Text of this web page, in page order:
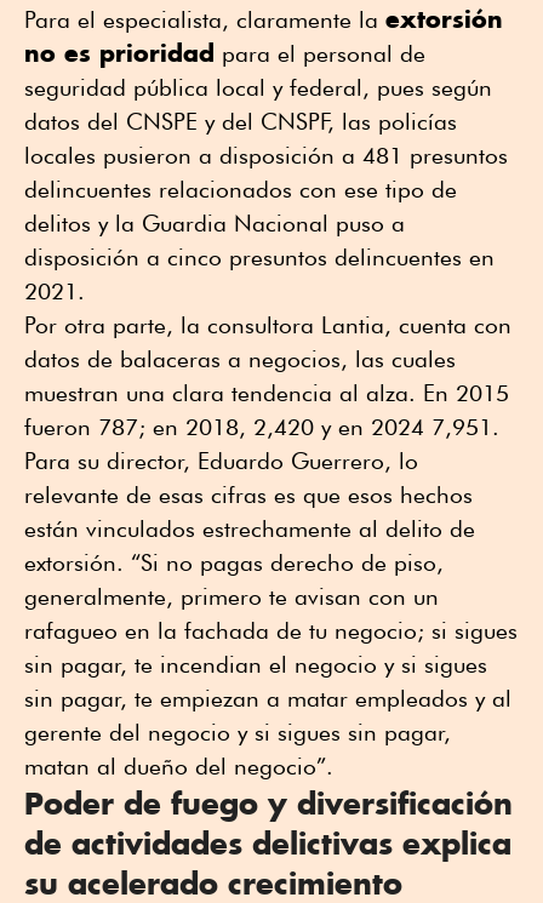
Para el especialista, claramente la extorsión
no es prioridad para el personal de
seguridad pública local y federal, pues según
datos del CNSPE y del CNSPF, las policías
locales pusieron a disposición a 481 presuntos
delincuentes relacionados con ese tipo de
delitos y la Guardia Nacional puso a
disposición a cinco presuntos delincuentes en
2021.
Por otra parte, la consultora Lantia, cuenta con
datos de balaceras a negocios, las cuales
muestran una clara tendencia al alza. En 2015
fueron 787; en 2018, 2,420 y en 2024 7,951.
Para su director, Eduardo Guerrero, lo
relevante de esas cifras es que esos hechos
están vinculados estrechamente al delito de
extorsión. “Si no pagas derecho de piso,
generalmente, primero te avisan con un
rafagueo en la fachada de tu negocio; si sigues
sin pagar, te incendian el negocio y si sigues
sin pagar, te empiezan a matar empleados y al
gerente del negocio y si sigues sin pagar,
matan al dueño del negocio”.
Poder de fuego y diversificación
de actividades delictivas explica
su acelerado crecimiento